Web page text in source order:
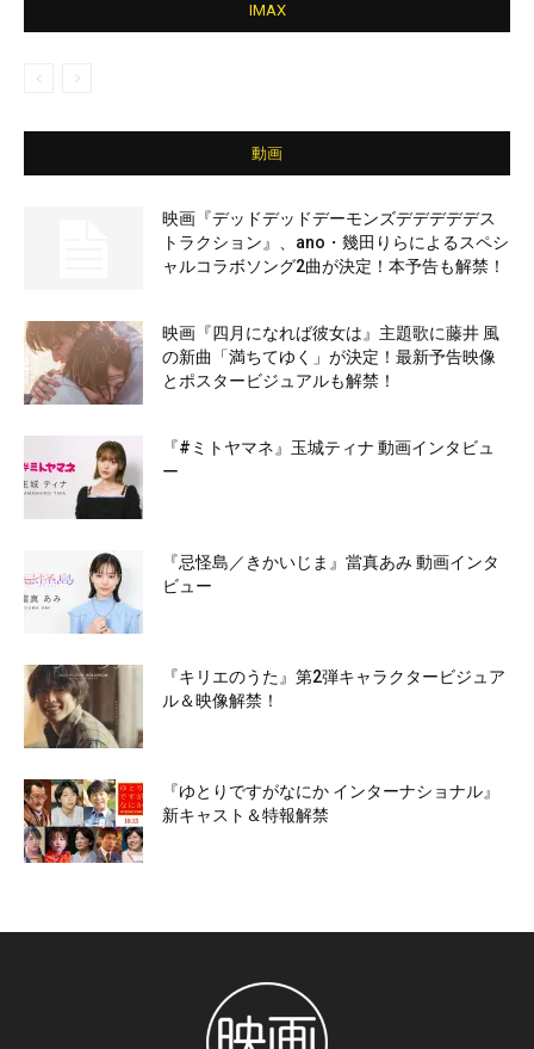
IMAX
動画
映画『デッドデッドデーモンズデデデデデス
トラクション』、ano・幾田りらによるスペシ
ャルコラボソング2曲が決定！本予告も解禁！
映画『四月になれば彼女は』主題歌に藤井 風
の新曲「満ちてゆく」が決定！最新予告映像
とポスタービジュアルも解禁！
『#ミトヤマネ』玉城ティナ 動画インタビュ
ー
『忌怪島／きかいじま』當真あみ 動画インタ
ビュー
『キリエのうた』第2弾キャラクタービジュア
ル＆映像解禁！
『ゆとりですがなにか インターナショナル』
新キャスト＆特報解禁